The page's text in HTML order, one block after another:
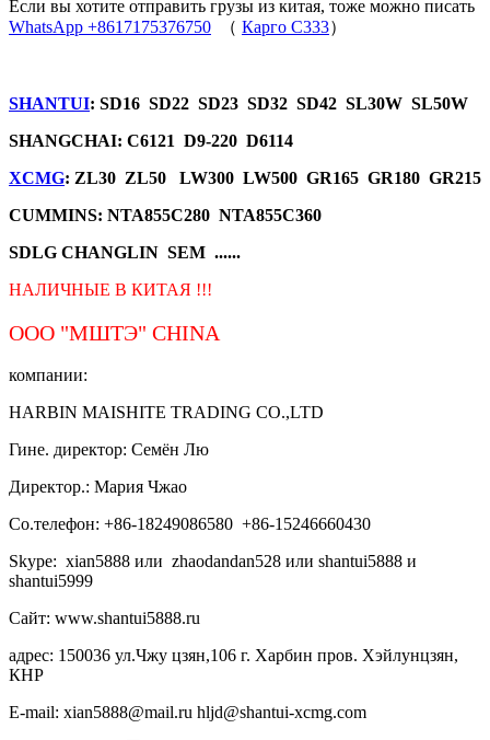
Если вы хотите отправить грузы из китая, тоже можно писать
WhatsApp +8617175376750 （ Карго C333）
SHANTUI: SD16 SD22 SD23 SD32 SD42 SL30W SL50W
SHANGCHAI: C6121 D9-220 D6114
XCMG: ZL30 ZL50 LW300 LW500 GR165 GR180 GR215
CUMMINS: NTA855C280 NTA855C360
SDLG CHANGLIN SEM ......
НАЛИЧНЫЕ В КИТАЯ !!!
ООО "МШТЭ" CHINA
компании:
HARBIN MAISHITE TRADING CO.,LTD
Гине. директор: Семён Лю
Директор.: Мария Чжао
Со.телефон: +86-18249086580 +86-15246660430
Skype: xian5888 или zhaodandan528 или shantui5888 и
shantui5999
Сайт: www.shantui5888.ru
адрес: 150036 ул.Чжу цзян,106 г. Харбин пров. Хэйлунцзян,
КНР
E-mail: xian5888@mail.ru hljd@shantui-xcmg.com